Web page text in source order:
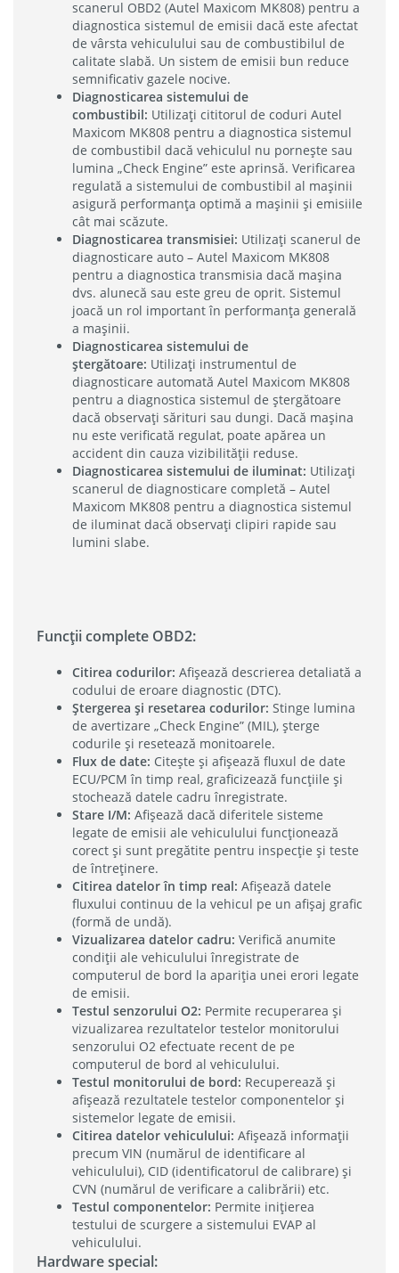
scanerul OBD2 (Autel Maxicom MK808) pentru a
diagnostica sistemul de emisii dacă este afectat
de vârsta vehiculului sau de combustibilul de
calitate slabă. Un sistem de emisii bun reduce
semnificativ gazele nocive.
Diagnosticarea sistemului de
combustibil: Utilizați cititorul de coduri Autel
Maxicom MK808 pentru a diagnostica sistemul
de combustibil dacă vehiculul nu pornește sau
lumina „Check Engine” este aprinsă. Verificarea
regulată a sistemului de combustibil al mașinii
asigură performanța optimă a mașinii și emisiile
cât mai scăzute.
Diagnosticarea transmisiei: Utilizați scanerul de
diagnosticare auto – Autel Maxicom MK808
pentru a diagnostica transmisia dacă mașina
dvs. alunecă sau este greu de oprit. Sistemul
joacă un rol important în performanța generală
a mașinii.
Diagnosticarea sistemului de
ștergătoare: Utilizați instrumentul de
diagnosticare automată Autel Maxicom MK808
pentru a diagnostica sistemul de ștergătoare
dacă observați sărituri sau dungi. Dacă mașina
nu este verificată regulat, poate apărea un
accident din cauza vizibilității reduse.
Diagnosticarea sistemului de iluminat: Utilizați
scanerul de diagnosticare completă – Autel
Maxicom MK808 pentru a diagnostica sistemul
de iluminat dacă observați clipiri rapide sau
lumini slabe.
Funcții complete OBD2:
Citirea codurilor: Afișează descrierea detaliată a
codului de eroare diagnostic (DTC).
Ștergerea și resetarea codurilor: Stinge lumina
de avertizare „Check Engine” (MIL), șterge
codurile și resetează monitoarele.
Flux de date: Citește și afișează fluxul de date
ECU/PCM în timp real, graficizează funcțiile și
stochează datele cadru înregistrate.
Stare I/M: Afișează dacă diferitele sisteme
legate de emisii ale vehiculului funcționează
corect și sunt pregătite pentru inspecție și teste
de întreținere.
Citirea datelor în timp real: Afișează datele
fluxului continuu de la vehicul pe un afișaj grafic
(formă de undă).
Vizualizarea datelor cadru: Verifică anumite
condiții ale vehiculului înregistrate de
computerul de bord la apariția unei erori legate
de emisii.
Testul senzorului O2: Permite recuperarea și
vizualizarea rezultatelor testelor monitorului
senzorului O2 efectuate recent de pe
computerul de bord al vehiculului.
Testul monitorului de bord: Recuperează și
afișează rezultatele testelor componentelor și
sistemelor legate de emisii.
Citirea datelor vehiculului: Afișează informații
precum VIN (numărul de identificare al
vehiculului), CID (identificatorul de calibrare) și
CVN (numărul de verificare a calibrării) etc.
Testul componentelor: Permite inițierea
testului de scurgere a sistemului EVAP al
vehiculului.
Hardware special: